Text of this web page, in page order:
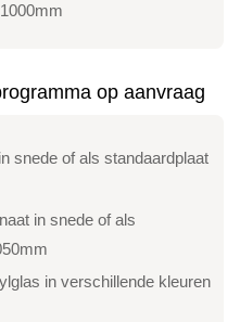
op aanvraag
snede of als standaardplaat
in snede of als
in verschillende kleuren